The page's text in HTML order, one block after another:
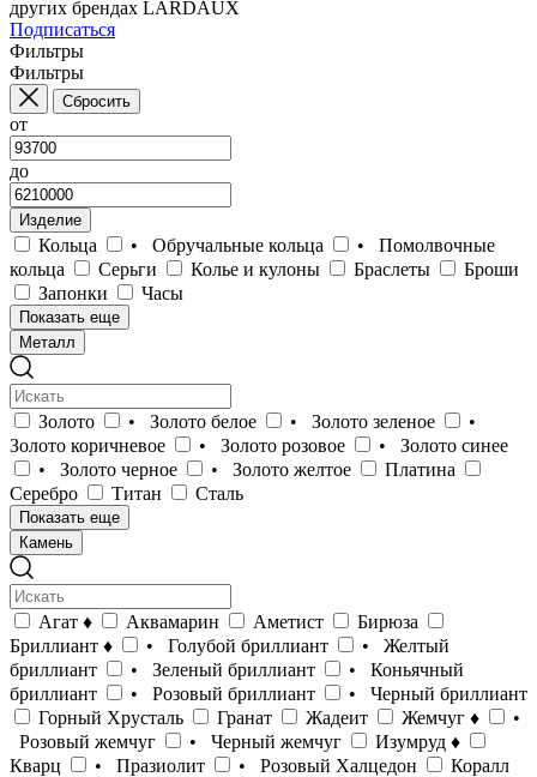
других брендах LARDAUX
Подписаться
Фильтры
Фильтры
Сбросить
от
до
Изделие
Кольца • Обручальные кольца
• Помолвочные
кольца
Серьги Колье и кулоны Браслеты
Броши
Запонки
Часы
Показать еще
Металл
Золото • Золото белое • Золото зеленое
•
Золото коричневое
• Золото розовое
• Золото синее
• Золото черное
• Золото желтое
Платина
Серебро
Титан Сталь
Показать еще
Камень
Агат ♦ Аквамарин Аметист
Бирюза
Бриллиант ♦
• Голубой бриллиант
• Желтый
бриллиант
• Зеленый бриллиант
• Коньячный
бриллиант
• Розовый бриллиант
• Черный бриллиант
Горный Хрусталь
Гранат Жадеит Жемчуг ♦
•
Розовый жемчуг
• Черный жемчуг
Изумруд ♦
Кварц
• Празиолит • Розовый Халцедон
Коралл